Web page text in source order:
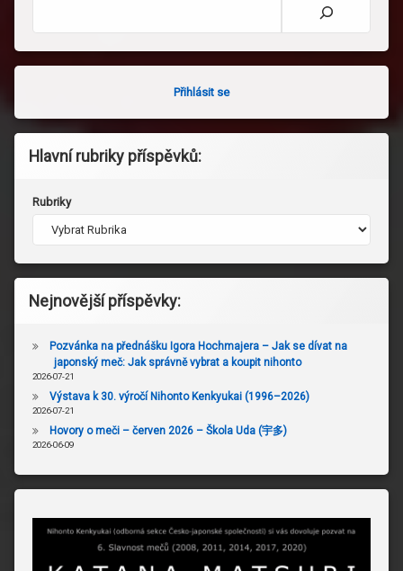
Přihlásit se
Hlavní rubriky příspěvků:
Rubriky
Nejnovější příspěvky:
Pozvánka na přednášku Igora Hochmajera – Jak se dívat na
japonský meč: Jak správně vybrat a koupit nihonto
2026-07-21
Výstava k 30. výročí Nihonto Kenkyukai (1996–2026)
2026-07-21
Hovory o meči – červen 2026 – Škola Uda (宇多)
2026-06-09